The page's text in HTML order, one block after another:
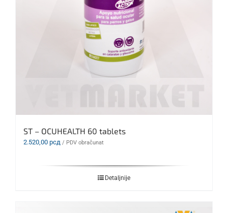
ST – OCUHEALTH 60 tablets
2.520,00 рсд / PDV obračunat
Detaljnije